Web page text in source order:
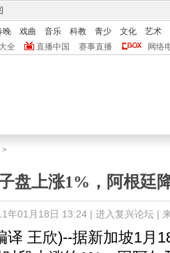
晚 戏曲 音乐 科教 青少 文化
艺术
全 直播中国 赛事直播 网络
>
盘上涨1%，阿根廷
年01月18日 13:24 | 进入复兴论坛|
王欣)--据新加坡1月